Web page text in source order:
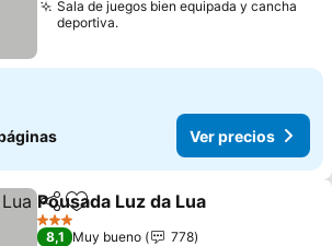
Sala de juegos bien equipada y cancha
deportiva.
Ver precios
CompartirAgregar a favoritos
Pousada Luz da Lua
3 Estrellas
8,1 Muy bueno
778